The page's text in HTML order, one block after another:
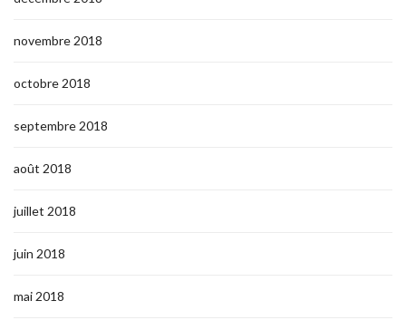
novembre 2018
octobre 2018
septembre 2018
août 2018
juillet 2018
juin 2018
mai 2018